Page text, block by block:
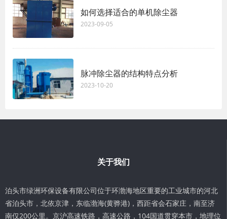
如何选择适合的单机除尘器
2023-09-05
脉冲除尘器的结构特点分析
2023-10-20
关于我们
泊头市绿洲环保设备有限公司位于环渤海地区重要的工业城市的河北
省泊头市，北依京津，东临渤海(黄骅港)，西距省会石家庄，南至济
南仅200公里。京沪高速铁路，高速公路，104国道贯穿本市，地理位